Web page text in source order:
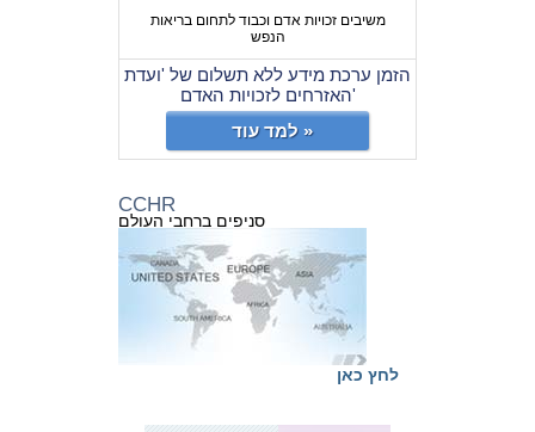
משיבים זכויות אדם וכבוד לתחום בריאות
הנפש
הזמן ערכת מידע ללא תשלום של 'ועדת
האזרחים לזכויות האדם'
למד עוד »
CCHR
סניפים ברחבי העולם
לחץ כאן